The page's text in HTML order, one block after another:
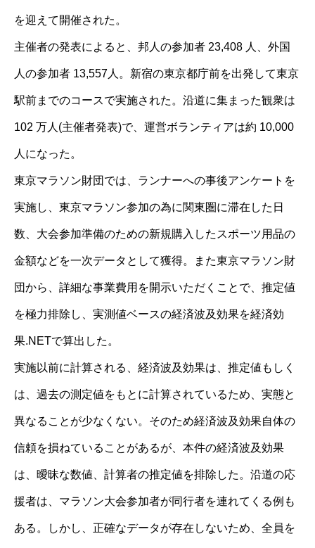
を迎えて開催された。
主催者の発表によると、邦人の参加者 23,408 人、外国
人の参加者 13,557人。新宿の東京都庁前を出発して東京
駅前までのコースで実施された。沿道に集まった観衆は
102 万人(主催者発表)で、運営ボランティアは約 10,000
人になった。
東京マラソン財団では、ランナーへの事後アンケートを
実施し、東京マラソン参加の為に関東圏に滞在した日
数、大会参加準備のための新規購入したスポーツ用品の
金額などを一次データとして獲得。また東京マラソン財
団から、詳細な事業費用を開示いただくことで、推定値
を極力排除し、実測値ベースの経済波及効果を経済効
果.NETで算出した。
実施以前に計算される、経済波及効果は、推定値もしく
は、過去の測定値をもとに計算されているため、実態と
異なることが少なくない。そのため経済波及効果自体の
信頼を損ねていることがあるが、本件の経済波及効果
は、曖昧な数値、計算者の推定値を排除した。沿道の応
援者は、マラソン大会参加者が同行者を連れてくる例も
ある。しかし、正確なデータが存在しないため、全員を